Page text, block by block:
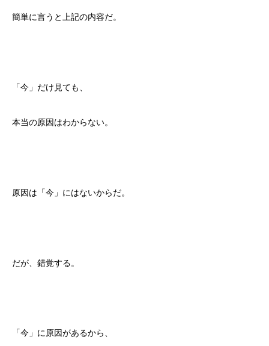
簡単に言うと上記の内容だ。
「今」だけ見ても、
本当の原因はわからない。
原因は「今」にはないからだ。
だが、錯覚する。
「今」に原因があるから、